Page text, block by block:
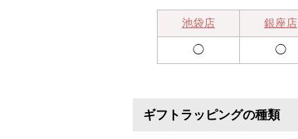
池袋店 銀座店
◯ ◯
ギフトラッピングの種類